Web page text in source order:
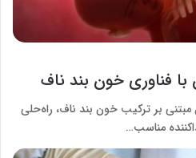
فناوری خون بند ناف
بر ترکیب خون بند ناف، راه‌حلی
مناسب…